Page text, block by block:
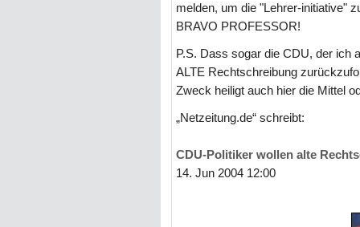
melden, um die "Lehrer-initiative"
BRAVO PROFESSOR!
P.S. Dass sogar die CDU, der ich
ALTE Rechtschreibung
Zweck heiligt auch hier die Mittel
„Netzeitung.de“ schreibt:
CDU-Politiker wollen alte
14. Jun 2004 12:00